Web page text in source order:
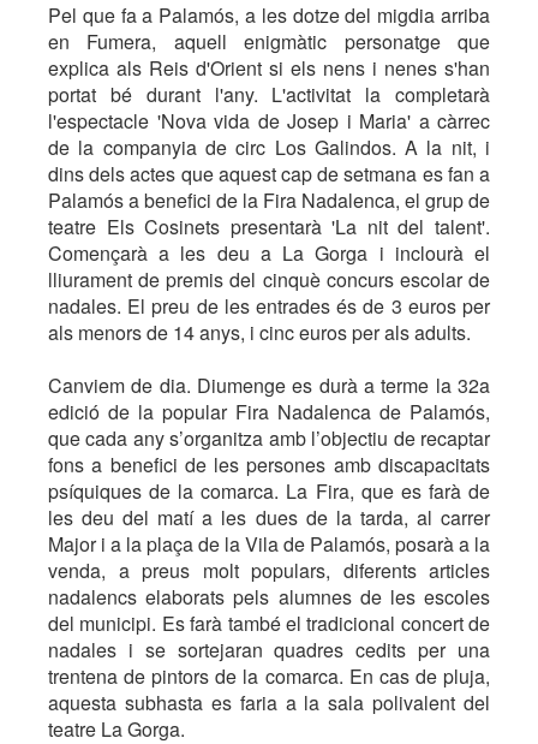
Pel que fa a Palamós, a les dotze del migdia arriba
en Fumera, aquell enigmàtic personatge que
explica als Reis d'Orient si els nens i nenes s'han
portat bé durant l'any. L'activitat la completarà
l'espectacle 'Nova vida de Josep i Maria' a càrrec
de la companyia de circ Los Galindos. A la nit, i
dins dels actes que aquest cap de setmana es fan a
Palamós a benefici de la Fira Nadalenca, el grup de
teatre Els Cosinets presentarà 'La nit del talent'.
Començarà a les deu a La Gorga i inclourà el
lliurament de premis del cinquè concurs escolar de
nadales. El preu de les entrades és de 3 euros per
als menors de 14 anys, i cinc euros per als adults.
Canviem de dia. Diumenge es durà a terme la 32a
edició de la popular Fira Nadalenca de Palamós,
que cada any s’organitza amb l’objectiu de recaptar
fons a benefici de les persones amb discapacitats
psíquiques de la comarca. La Fira, que es farà de
les deu del matí a les dues de la tarda, al carrer
Major i a la plaça de la Vila de Palamós, posarà a la
venda, a preus molt populars, diferents articles
nadalencs elaborats pels alumnes de les escoles
del municipi. Es farà també el tradicional concert de
nadales i se sortejaran quadres cedits per una
trentena de pintors de la comarca. En cas de pluja,
aquesta subhasta es faria a la sala polivalent del
teatre La Gorga.